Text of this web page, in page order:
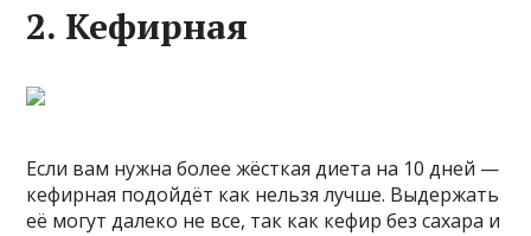
2. Кефирная
Если вам нужна более жёсткая диета на 10 дней —
кефирная подойдёт как нельзя лучше. Выдержать
её могут далеко не все, так как кефир без сахара и